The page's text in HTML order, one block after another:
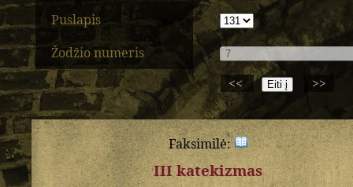
Puslapis
Žodžio numeris
<<
>>
Faksimilė:
III katekizmas